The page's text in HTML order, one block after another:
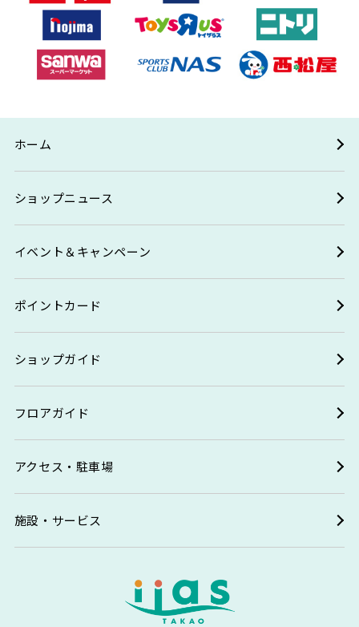
ホーム
ショップニュース
イベント＆キャンペーン
ポイントカード
ショップガイド
フロアガイド
アクセス・駐車場
施設・サービス